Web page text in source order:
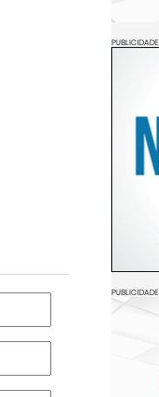
PUBLICIDADE
PUBLICIDADE